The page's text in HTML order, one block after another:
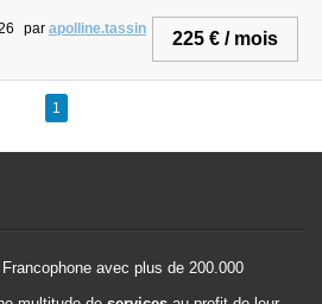
225 € / mois
par apolline.tassin
1
Francophone avec plus de 200.000